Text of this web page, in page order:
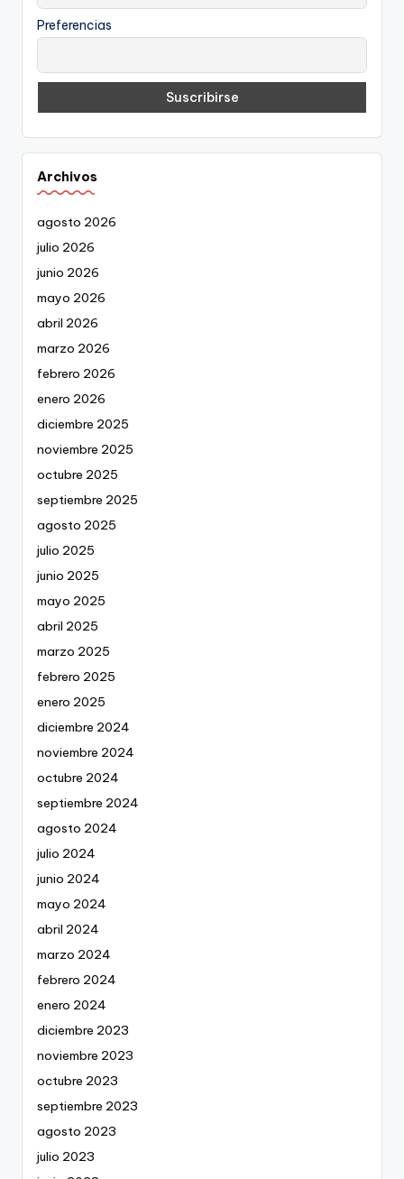
Preferencias
Archivos
agosto 2026
julio 2026
junio 2026
mayo 2026
abril 2026
marzo 2026
febrero 2026
enero 2026
diciembre 2025
noviembre 2025
octubre 2025
septiembre 2025
agosto 2025
julio 2025
junio 2025
mayo 2025
abril 2025
marzo 2025
febrero 2025
enero 2025
diciembre 2024
noviembre 2024
octubre 2024
septiembre 2024
agosto 2024
julio 2024
junio 2024
mayo 2024
abril 2024
marzo 2024
febrero 2024
enero 2024
diciembre 2023
noviembre 2023
octubre 2023
septiembre 2023
agosto 2023
julio 2023